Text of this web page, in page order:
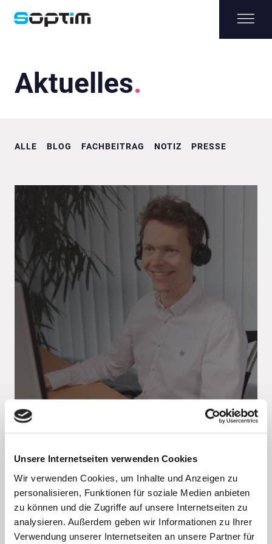
Unsere Internetseiten verwenden Cookies
Wir verwenden Cookies, um Inhalte und Anzeigen zu
personalisieren, Funktionen für soziale Medien anbieten
zu können und die Zugriffe auf unsere Internetseiten zu
analysieren. Außerdem geben wir Informationen zu Ihrer
Verwendung unserer Internetseiten an unsere Partner für
Aktuelles
ALLE BLOG FACHBEITRAG NOTIZ PRESSE
(m/w/d) Essen